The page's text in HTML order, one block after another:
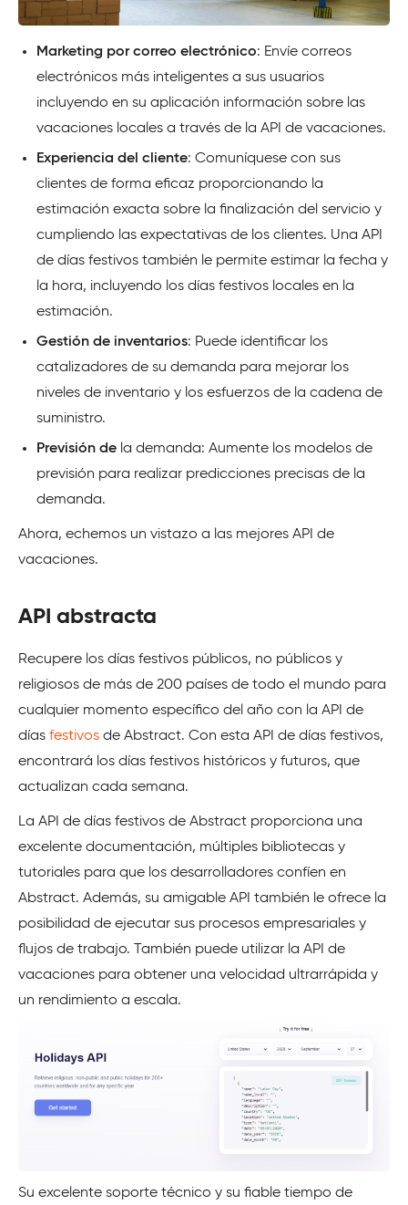
Marketing por correo electrónico: Envíe correos
electrónicos más inteligentes a sus usuarios
incluyendo en su aplicación información sobre las
vacaciones locales a través de la API de vacaciones.
Experiencia del cliente: Comuníquese con sus
clientes de forma eficaz proporcionando la
estimación exacta sobre la finalización del servicio y
cumpliendo las expectativas de los clientes. Una API
de días festivos también le permite estimar la fecha y
la hora, incluyendo los días festivos locales en la
estimación.
Gestión de inventarios: Puede identificar los
catalizadores de su demanda para mejorar los
niveles de inventario y los esfuerzos de la cadena de
suministro.
Previsión de la demanda: Aumente los modelos de
previsión para realizar predicciones precisas de la
demanda.
Ahora, echemos un vistazo a las mejores API de
vacaciones.
API abstracta
Recupere los días festivos públicos, no públicos y
religiosos de más de 200 países de todo el mundo para
cualquier momento específico del año con la API de
días festivos de Abstract. Con esta API de días festivos,
encontrará los días festivos históricos y futuros, que
actualizan cada semana.
La API de días festivos de Abstract proporciona una
excelente documentación, múltiples bibliotecas y
tutoriales para que los desarrolladores confíen en
Abstract. Además, su amigable API también le ofrece la
posibilidad de ejecutar sus procesos empresariales y
flujos de trabajo. También puede utilizar la API de
vacaciones para obtener una velocidad ultrarrápida y
un rendimiento a escala.
Su excelente soporte técnico y su fiable tiempo de